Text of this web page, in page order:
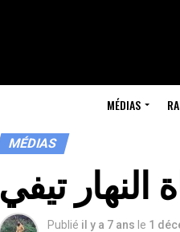
MÉDIAS
MÉDIAS
تيفي
Publié il y a 7 ans le 1